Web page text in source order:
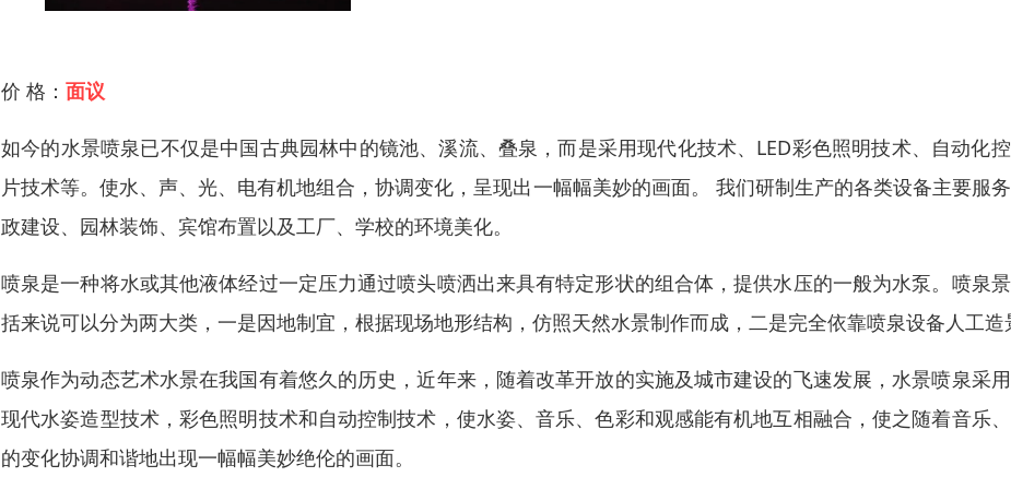
价 格： 面议
如今的水景喷泉已不仅是中国古典园林中的镜池、溪流、叠泉，而是采用现代化技术、LED彩色照明技术、自动化
片技术等。使水、声、光、电有机地组合，协调变化，呈现出一幅幅美妙的画面。 我们研制生产的各类设备主要服
政建设、园林装饰、宾馆布置以及工厂、学校的环境美化。
喷泉是一种将水或其他液体经过一定压力通过喷头喷洒出来具有特定形状的组合体，提供水压的一般为水泵。喷泉
括来说可以分为两大类，一是因地制宜，根据现场地形结构，仿照天然水景制作而成，二是完全依靠喷泉设备人工造
喷泉作为动态艺术水景在我国有着悠久的历史，近年来，随着改革开放的实施及城市建设的飞速发展，水景喷泉采
现代水姿造型技术，彩色照明技术和自动控制技术，使水姿、音乐、色彩和观感能有机地互相融合，使之随着音乐
的变化协调和谐地出现一幅幅美妙绝伦的画面。